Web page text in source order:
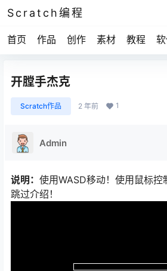
Scratch编程
首页 作品 创作 素材 教程
开膛手杰克
Scratch作品 2 年前 1
Admin
说明： 使用WASD移动！使用鼠标控
跳过介绍！